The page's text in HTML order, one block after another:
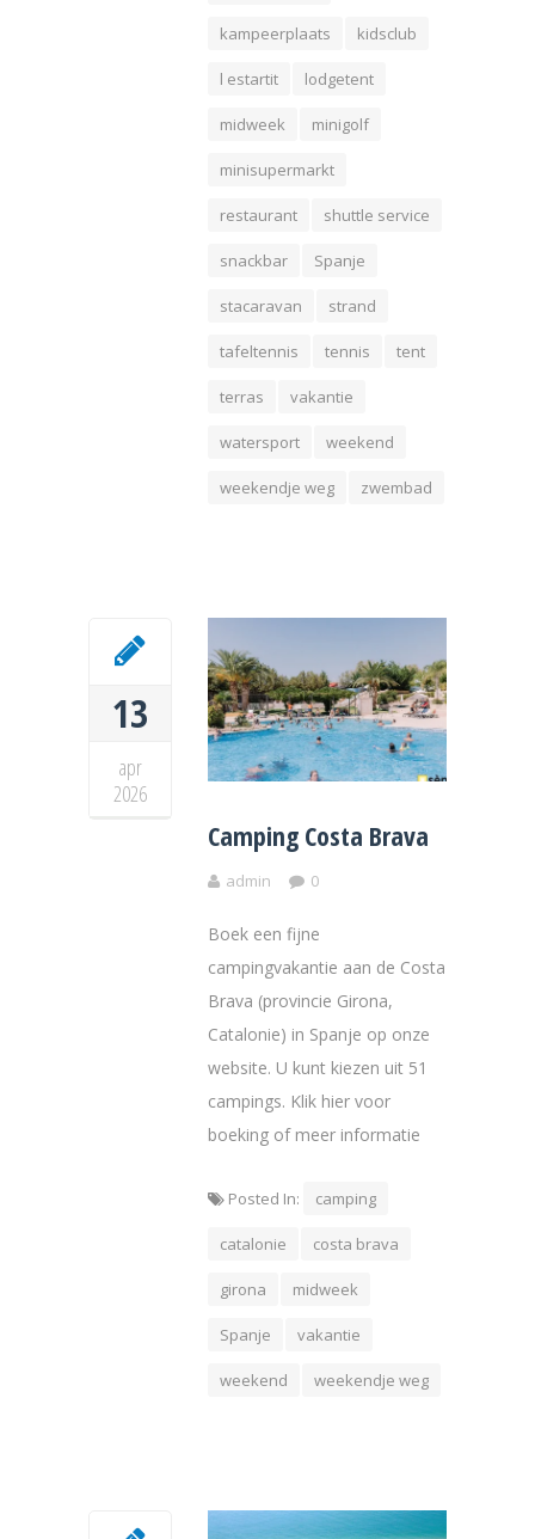
kampeerplaats kidsclub
l estartit lodgetent
midweek minigolf
minisupermarkt
restaurant shuttle service
snackbar Spanje
stacaravan strand
tafeltennis tennis tent
terras vakantie
watersport weekend
weekendje weg zwembad
13
apr
2026
Camping Costa Brava
admin 0
Boek een fijne
campingvakantie aan de Costa
Brava (provincie Girona,
Catalonie) in Spanje op onze
website. U kunt kiezen uit 51
campings. Klik hier voor
boeking of meer informatie
Posted In: camping
catalonie costa brava
girona midweek
Spanje vakantie
weekend weekendje weg